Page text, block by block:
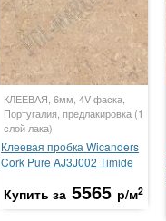
КЛЕЕВАЯ, 6мм, 4V фаска,
Португалия, предлакировка (1
слой лака)
Клеевая пробка Wicanders
Cork Pure AJ3J002 Timide
Купить за 5565 р/м2